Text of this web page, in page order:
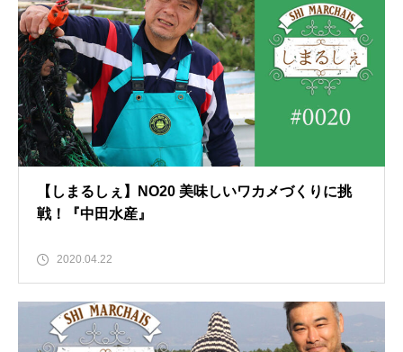
【しまるしぇ】NO20 美味しいワカメづくりに挑
戦！『中田水産』
2020.04.22